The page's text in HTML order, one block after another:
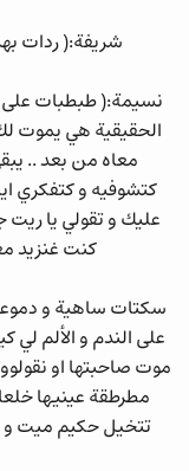
شريفة:( ردات
نسيمة:( طبطبات على
الحقيقية هي يموت
معاه من بعد ..
كتشوفيه و كتفكري
عليك و تقولي يا
كنت غنزيد
سكتات ساهية و
على الندم و الألم لي
موت صاحبتها او
مطرطقة عينيها
تتخيل حكيم ميت و